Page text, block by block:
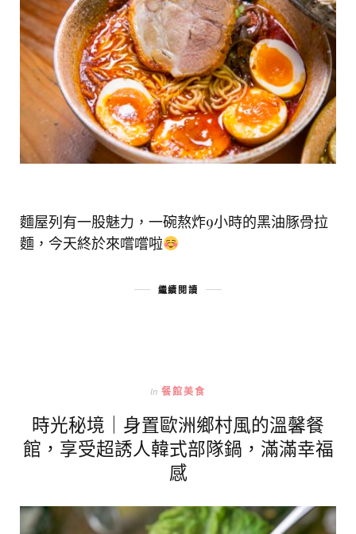
麵屋列有一股魅力，一碗熬炸9小時的黑油豚骨拉
麵，今天終於來嚐嚐啦
繼續閱讀
In 餐館美食
時光秘境｜身置歐洲鄉村風的溫馨餐
館，享受超誘人韓式部隊鍋，滿滿幸福
感